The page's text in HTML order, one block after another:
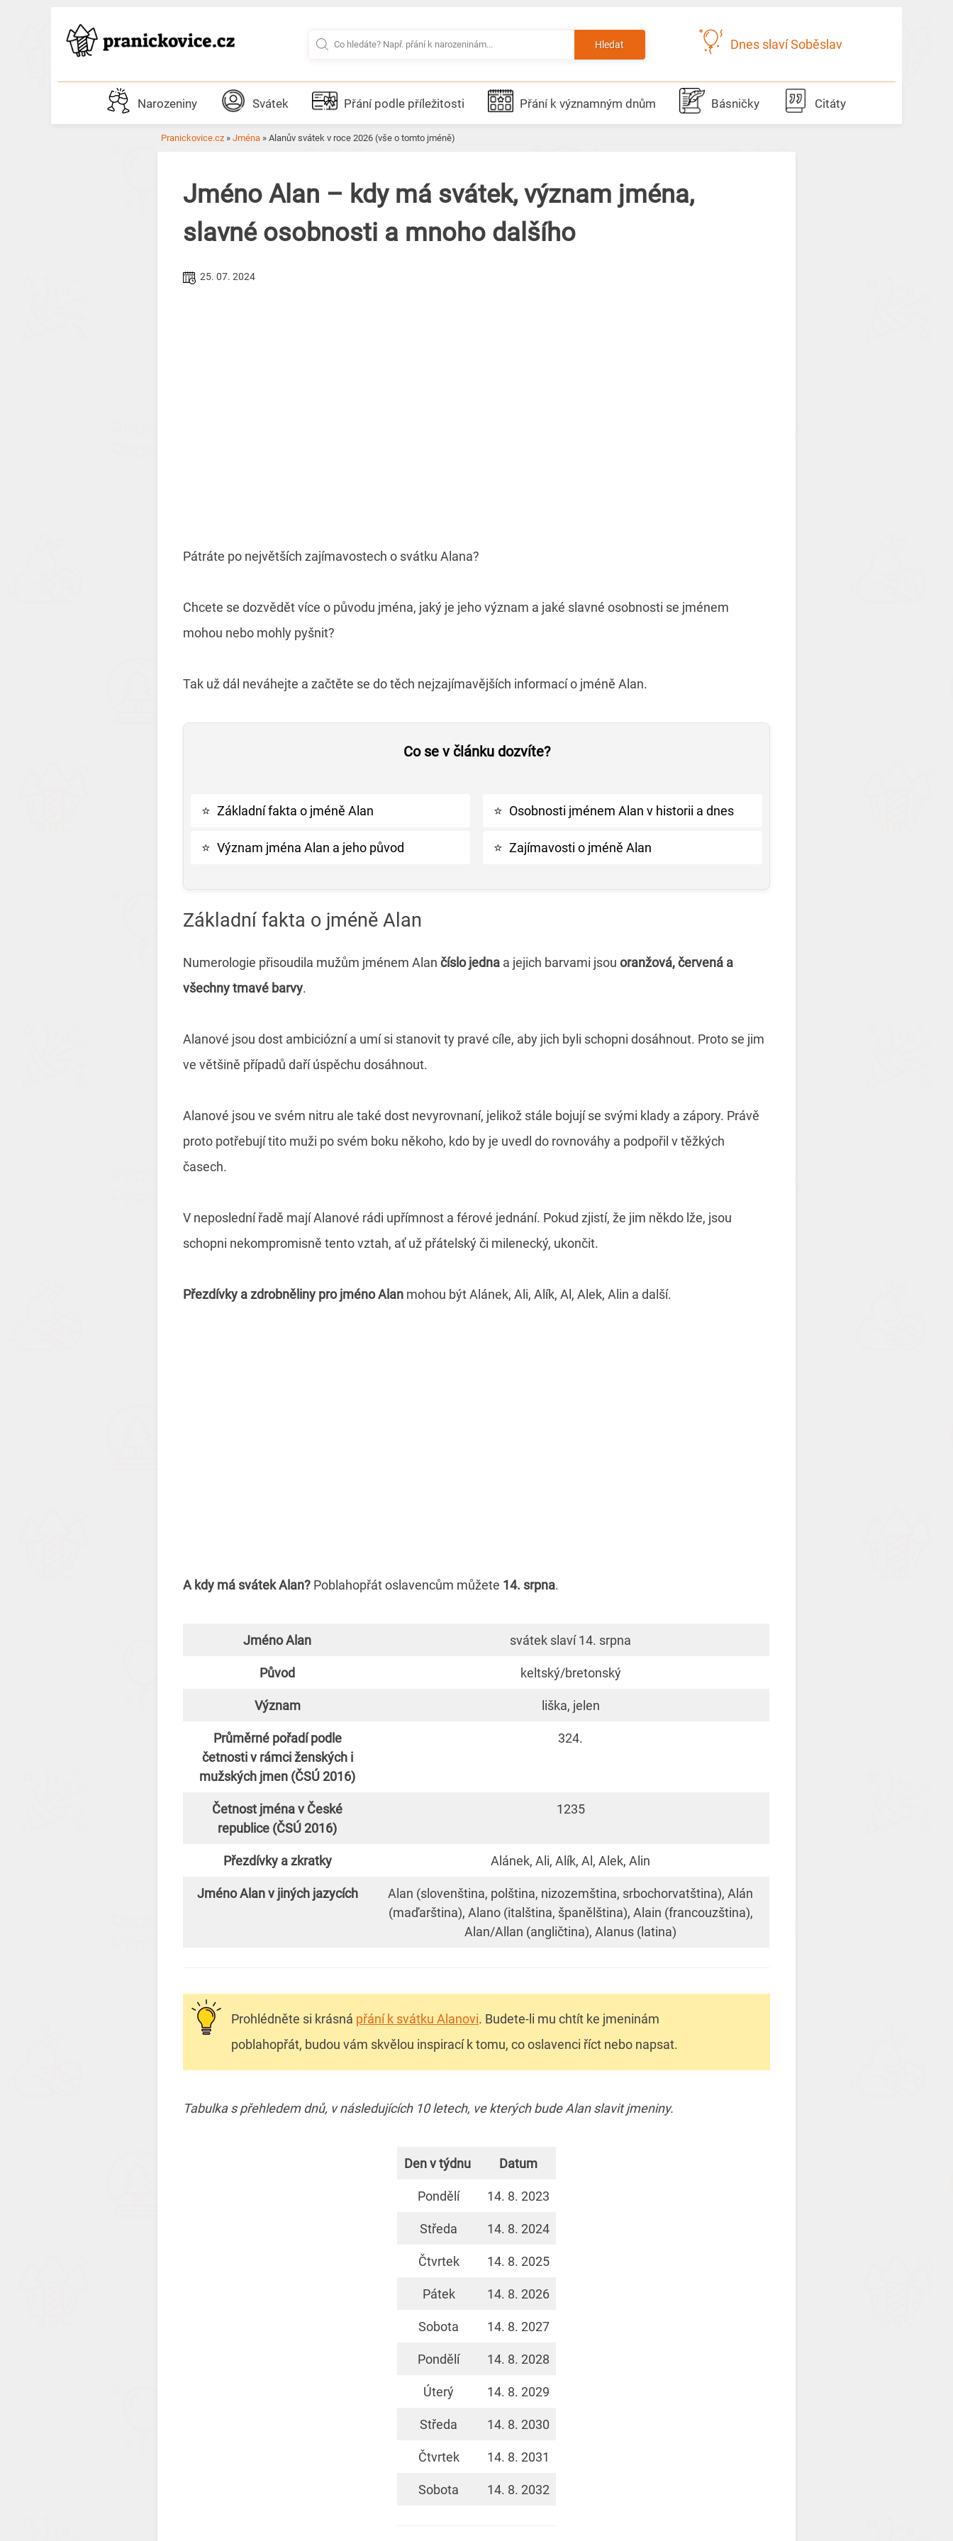
Hledat Dnes slaví Soběslav
Narozeniny Svátek Přání podle příležitosti Přání k významným dnům Básničky Citáty
Pranickovice.cz » Jména » Alanův svátek v roce 2026 (vše o tomto jméně)
Jméno Alan – kdy má svátek, význam jména,
slavné osobnosti a mnoho dalšího
25. 07. 2024
Pátráte po největších zajímavostech o svátku Alana?
Chcete se dozvědět více o původu jména, jaký je jeho význam a jaké slavné osobnosti se jménem
mohou nebo mohly pyšnit?
Tak už dál neváhejte a začtěte se do těch nejzajímavějších informací o jméně Alan.
Co se v článku dozvíte?
⭐ Základní fakta o jméně Alan
⭐ Význam jména Alan a jeho původ
⭐ Osobnosti jménem Alan v historii a dnes
⭐ Zajímavosti o jméně Alan
Základní fakta o jméně Alan
Numerologie přisoudila mužům jménem Alan číslo jedna a jejich barvami jsou oranžová, červená a
všechny tmavé barvy.
Alanové jsou dost ambiciózní a umí si stanovit ty pravé cíle, aby jich byli schopni dosáhnout. Proto se jim
ve většině případů daří úspěchu dosáhnout.
Alanové jsou ve svém nitru ale také dost nevyrovnaní, jelikož stále bojují se svými klady a zápory. Právě
proto potřebují tito muži po svém boku někoho, kdo by je uvedl do rovnováhy a podpořil v těžkých
časech.
V neposlední řadě mají Alanové rádi upřímnost a férové jednání. Pokud zjistí, že jim někdo lže, jsou
schopni nekompromisně tento vztah, ať už přátelský či milenecký, ukončit.
Přezdívky a zdrobněliny pro jméno Alan mohou být Alánek, Ali, Alík, Al, Alek, Alin a další.
A kdy má svátek Alan? Poblahopřát oslavencům můžete 14. srpna.
Jméno Alan svátek slaví 14. srpna
Původ keltský/bretonský
Význam liška, jelen
Průměrné pořadí podle
četnosti v rámci ženských i
mužských jmen (ČSÚ 2016)
324.
Četnost jména v České
republice (ČSÚ 2016)
1235
Přezdívky a zkratky Alánek, Ali, Alík, Al, Alek, Alin
Jméno Alan v jiných jazycích
Alan (slovenština, polština, nizozemština, srbochorvatština), Alán
(maďarština), Alano (italština, španělština), Alain (francouzština),
Alan/Allan (angličtina), Alanus (latina)
Prohlédněte si krásná přání k svátku Alanovi. Budete-li mu chtít ke jmeninám
poblahopřát, budou vám skvělou inspirací k tomu, co oslavenci říct nebo napsat.
Tabulka s přehledem dnů, v následujících 10 letech, ve kterých bude Alan slavit jmeniny.
Den v týdnu Datum
Pondělí 14. 8. 2023
Středa 14. 8. 2024
Čtvrtek 14. 8. 2025
Pátek 14. 8. 2026
Sobota 14. 8. 2027
Pondělí 14. 8. 2028
Úterý 14. 8. 2029
Středa 14. 8. 2030
Čtvrtek 14. 8. 2031
Sobota 14. 8. 2032